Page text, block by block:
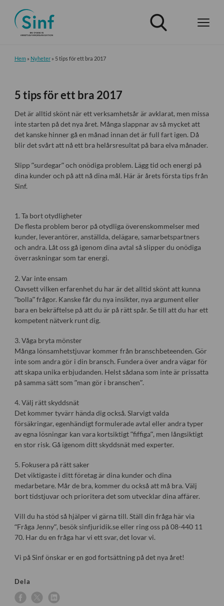
Hem» Nyheter» 5 tips för ett bra 2017
5 tips för ett bra 2017
Det är alltid skönt när ett verksamhetsår är avklarat, men missa
inte starten på det nya året. Många slappnar av så mycket att
det kanske hinner gå en månad innan det är full fart igen. Då
blir det svårt att nå ett bra helårsresultat på bara elva månader.
Slipp ”surdegar” och onödiga problem. Lägg tid och energi på
dina kunder och på att nå dina mål. Här är årets första tips från
Sinf.
1. Ta bort otydligheter
De flesta problem beror på otydliga överenskommelser med
kunder, leverantörer, anställda, delägare, samarbetspartners
och andra. Låt oss gå igenom dina avtal så slipper du onödiga
överraskningar som tar energi.
2. Var inte ensam
Oavsett vilken erfarenhet du har är det alltid skönt att kunna
”bolla” frågor. Kanske får du nya insikter, nya argument eller
bara en bekräftelse på att du är på rätt spår. Se till att du har ett
kompetent nätverk runt dig.
3. Våga bryta mönster
Många lönsamhetstjuvar kommer från branschbeteenden. Gör
inte som andra gör i din bransch. Fundera över andra vägar för
att skapa unika erbjudanden. Helst sådana som inte är prissatta
på samma sätt som ”man gör i branschen”.
4. Välj rätt skyddsnät
Det kommer tyvärr hända dig också. Slarvigt valda
försäkringar, egenhändigt formulerade avtal eller andra typer
av egna lösningar kan vara kortsiktigt ”fiffiga”, men långsiktigt
en stor risk. Gå igenom ditt skyddsnät med experter.
5. Fokusera på rätt saker
Det viktigaste i ditt företag är dina kunder och dina
medarbetare. Mår de bra, kommer du också att må bra. Välj
bort tidstjuvar och prioritera det som utvecklar dina affärer.
Vill du ha stöd så hjälper vi gärna till. Ställ din fråga här via
“Fråga Jenny”, besök sinfjuridik.se eller ring oss på 08-440 11
70. Har du en fråga har vi ett svar, det lovar vi.
Vi på Sinf önskar er en god fortsättning på det nya året!
Dela